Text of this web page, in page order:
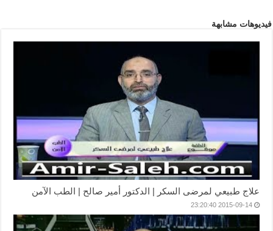
فيديوهات مشابهة
علاج طبيعي لمرضى السكر | الدكتور أمير صالح | الطب الآمن
2015-09-14 23:20:40